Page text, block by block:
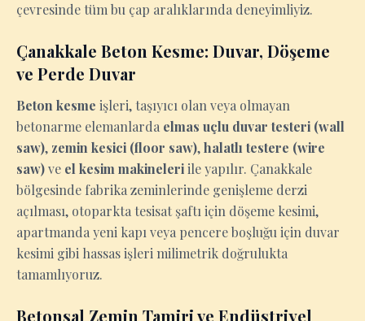
çevresinde tüm bu çap aralıklarında deneyimliyiz.
Çanakkale Beton Kesme: Duvar, Döşeme
ve Perde Duvar
Beton kesme işleri, taşıyıcı olan veya olmayan
betonarme elemanlarda elmas uçlu duvar testeri (wall
saw), zemin kesici (floor saw),halatlı testere (wire
saw)ve el kesim makineleriile yapılır. Çanakkale
bölgesinde fabrika zeminlerinde genişleme derzi
açılması, otoparkta tesisat şaftı için döşeme kesimi,
apartmanda yeni kapı veya pencere boşluğu için duvar
kesimi gibi hassas işleri milimetrik doğrulukta
tamamlıyoruz.
Betonsal Zemin Tamiri ve Endüstriyel